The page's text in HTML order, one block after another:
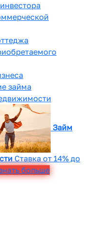
займа
Займ
Ставка от 14% до
больше